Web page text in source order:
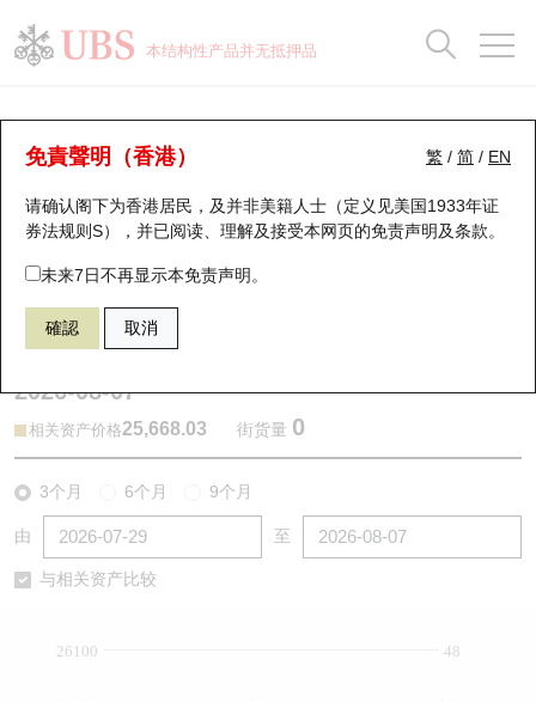
本结构性产品并无抵押品
繁 / 简 / EN
免責聲明（香港）
请确认阁下为香港居民，及并非美籍人士（定义见美国1933年证
券法规则S），并已阅读、理解及接受本网页的免责声明及条款。
未来7日不再显示本免责声明。
確認 取消
牛熊证分析仪
表现 街货统计 比较
67438 瑞银牛证 HSI 恒生指数
2026-08-07
相关资产价格25,668.03 街货量 0
3个月 6个月 9个月
由 至
与相关资产比较
48
26100
瑞银认股证一览
新发行瑞银认股证
即将到期认股证
认股证到期结算价查找
认股证分析仪
认股证/牛熊证日志
街货统计
比较
牛熊全景快搜
牛熊证搜寻
牛熊证街货分布图
正股牛熊证列表
新发行瑞银牛熊证
牛熊证到期结算价查找
街货统计
比较
十大升幅/跌幅
十大认股证成交分布
十天股证占大市成交
资金流
街货统计
正股分析仪
二十大活跃股份
恒指成份股
国指成份股
科指成份股
中资ETFs溢价比较
持股比重
显示所有持股比重
每月轮证大市专题
轮证专栏
讲座及教育短片
认股证投资者教育
牛熊证投资者教育